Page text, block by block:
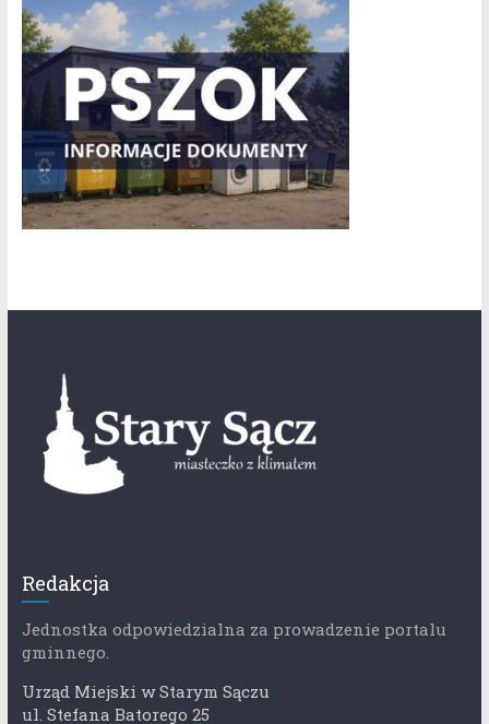
Redakcja
Jednostka odpowiedzialna za prowadzenie portalu
gminnego.
Urząd Miejski w Starym Sączu
ul. Stefana Batorego 25